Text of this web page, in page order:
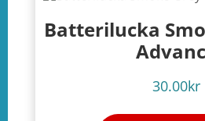
Batterilucka
30.00kr